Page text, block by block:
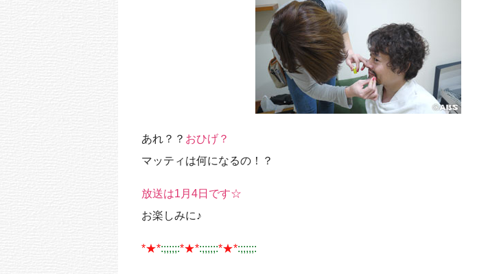
あれ？？ おひげ？
マッティは何になるの！？
放送は1月4日です☆
お楽しみに♪
*★*:;;;;;:*★*:;;;;;:*★*:;;;;;: